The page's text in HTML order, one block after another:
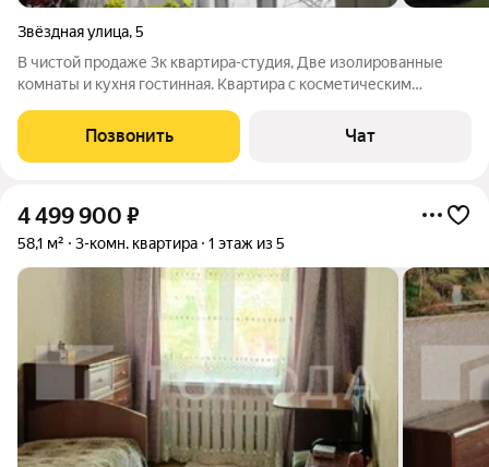
Звёздная улица,5
В чистой продаже 3к квартира-студия, Две изолированные
комнаты и кухня гостинная. Квартира с косметическим
конфортной жизни. Школа, детский сад, магазины, аптека,
почта, Остановка
Позвонить Чат
4 499 900 ₽
58,1 м² 3-комн. квартира 1 этаж из 5